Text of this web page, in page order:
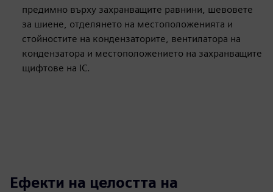
предимно върху захранващите равнини, шевовете
за шиене, отделянето на местоположенията и
стойностите на кондензаторите, вентилатора на
кондензатора и местоположението на захранващите
щифтове на IC.
Ефекти на целостта на